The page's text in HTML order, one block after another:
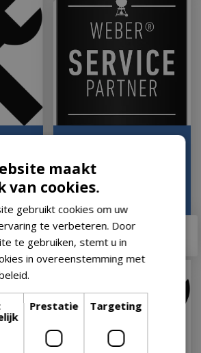
€ 99,95
€79,99
Let op: bijna uitverkocht!
maakt
van cookies.
gebruikt cookies om uw
te verbeteren. Door
te gebruiken, stemt u in
in overeenstemming met
Prestatie Targeting